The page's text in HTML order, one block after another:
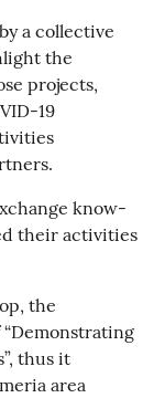
a collective
the
projects,
19
know-
their activities
the
thus it
area